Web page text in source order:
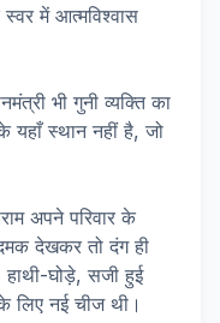
में आत्मविश्वास
भी गुनी व्यक्ति का
स्थान नहीं है, जो
अपने परिवार के
देखकर तो दंग ही
घोड़े, सजी हुई
लिए नई चीज थी।